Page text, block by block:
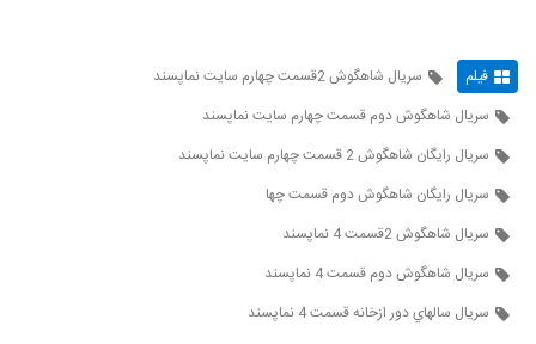
فیلم
سريال شاهگوش 2قسمت چهارم سايت نماپسند
سريال شاهگوش دوم قسمت چهارم سايت نماپسند
سريال رايگان شاهگوش 2 قسمت چهارم سايت نماپسند
سريال رايگان شاهگوش دوم قسمت چها
سريال شاهگوش 2قسمت 4 نماپسند
سريال شاهگوش دوم قسمت 4 نماپسند
سريال سالهاي دور ازخانه قسمت 4 نماپسند